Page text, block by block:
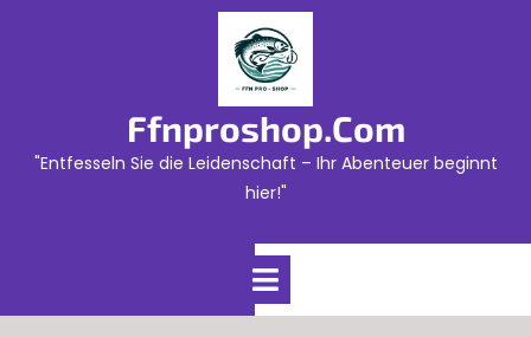
Ffnproshop.com
"Entfesseln Sie die Leidenschaft – Ihr Abenteuer beginnt
hier!"
Open